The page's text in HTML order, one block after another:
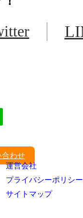
合わせ
運営会社
プライバシーポリシー
サイトマップ